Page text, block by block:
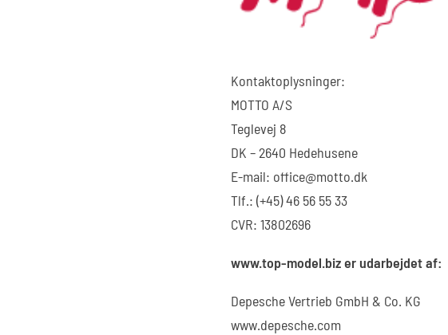
Kontaktoplysninger:
MOTTO A/S
Teglevej 8
DK – 2640 Hedehusene
E-mail: office@motto.dk
Tlf.: (+45) 46 56 55 33
CVR: 13802696
www.top-model.biz er udarbejdet af:
Depesche Vertrieb GmbH & Co. KG
www.depesche.com